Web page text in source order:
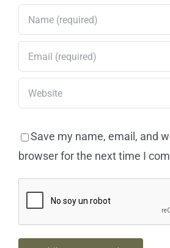
Save my name, email, and
browser for the next time I